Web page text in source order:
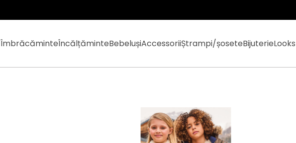
ÎmbrăcăminteÎncălțăminteBebelușiAccessoriiȘtrampi/șoseteBijuterieLooks